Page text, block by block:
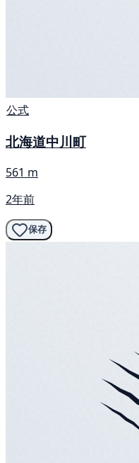
公式
北海道中川町
561 m
2年前
保存